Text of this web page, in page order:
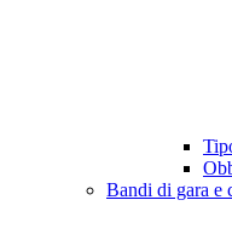
Bandi di gara e